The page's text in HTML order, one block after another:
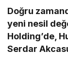
Doğru
yeni nesil
Holding’de,
Serdar